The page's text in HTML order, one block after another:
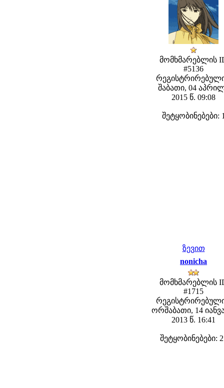
მომხმარებლის
#5136
შაბათი, 04
2015 წ. 09:08
შეტყობინებები:
ზევით
nonicha
მომხმარებლის
#1715
ორშაბათი, 14
2013 წ. 16:41
შეტყობინებები: